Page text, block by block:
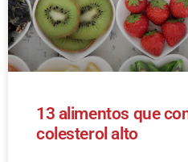
13 alimentos que
colesterol alto